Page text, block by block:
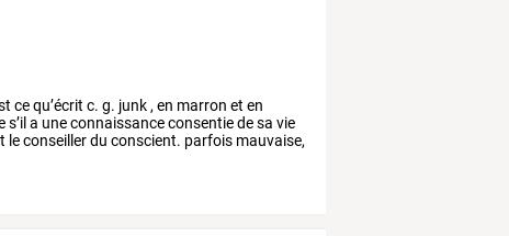
cequ’écrit c. g. junk , en marron et en
s’il a uneconnaissanceconsentiedesa vie
leconseillerdu conscient. parfois mauvaise,